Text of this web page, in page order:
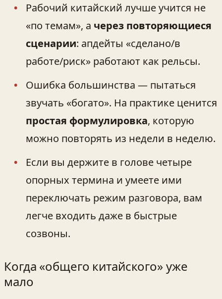
Рабочий китайский лучше учится не
«по темам», а через повторяющиеся
сценарии: апдейты «сделано/в
работе/риск» работают как рельсы.
Ошибка большинства — пытаться
звучать «богато». На практике ценится
простая формулировка, которую
можно повторять из недели в неделю.
Если вы держите в голове четыре
опорных термина и умеете ими
переключать режим разговора, вам
легче входить даже в быстрые
созвоны.
Когда «общего китайского» уже
мало